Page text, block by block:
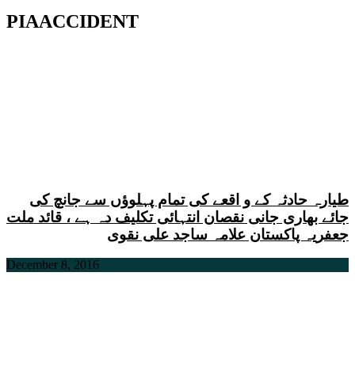
PIAACCIDENT
طیارہ حادثہ کے و اقعے کی تمام پہلوؤں سے جانچ کی
جائے بھاری جانی نقصان انتہائی تکلیف دہ ہے ، قائد ملت
جعفریہ پاکستان علامہ ساجد علی نقوی
December 8, 2016